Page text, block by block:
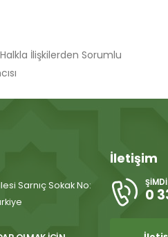
İlişkilerden Sorumlu
Sarnıç Sokak No:
İletişim
0